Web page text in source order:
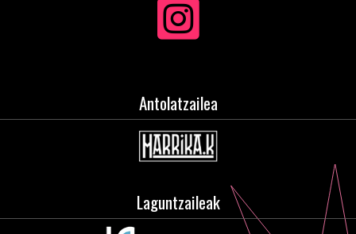
Antolatzailea
Laguntzaileak